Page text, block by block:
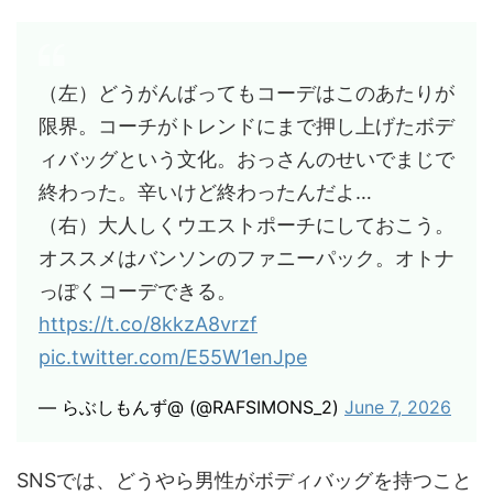
（左）どうがんばってもコーデはこのあたりが
限界。コーチがトレンドにまで押し上げたボデ
ィバッグという文化。おっさんのせいでまじで
終わった。辛いけど終わったんだよ…
（右）大人しくウエストポーチにしておこう。
オススメはバンソンのファニーパック。オトナ
っぽくコーデできる。
https://t.co/8kkzA8vrzf
pic.twitter.com/E55W1enJpe
— らぶしもんず@ (@RAFSIMONS_2) June 7, 2026
SNSでは、どうやら男性がボディバッグを持つこと